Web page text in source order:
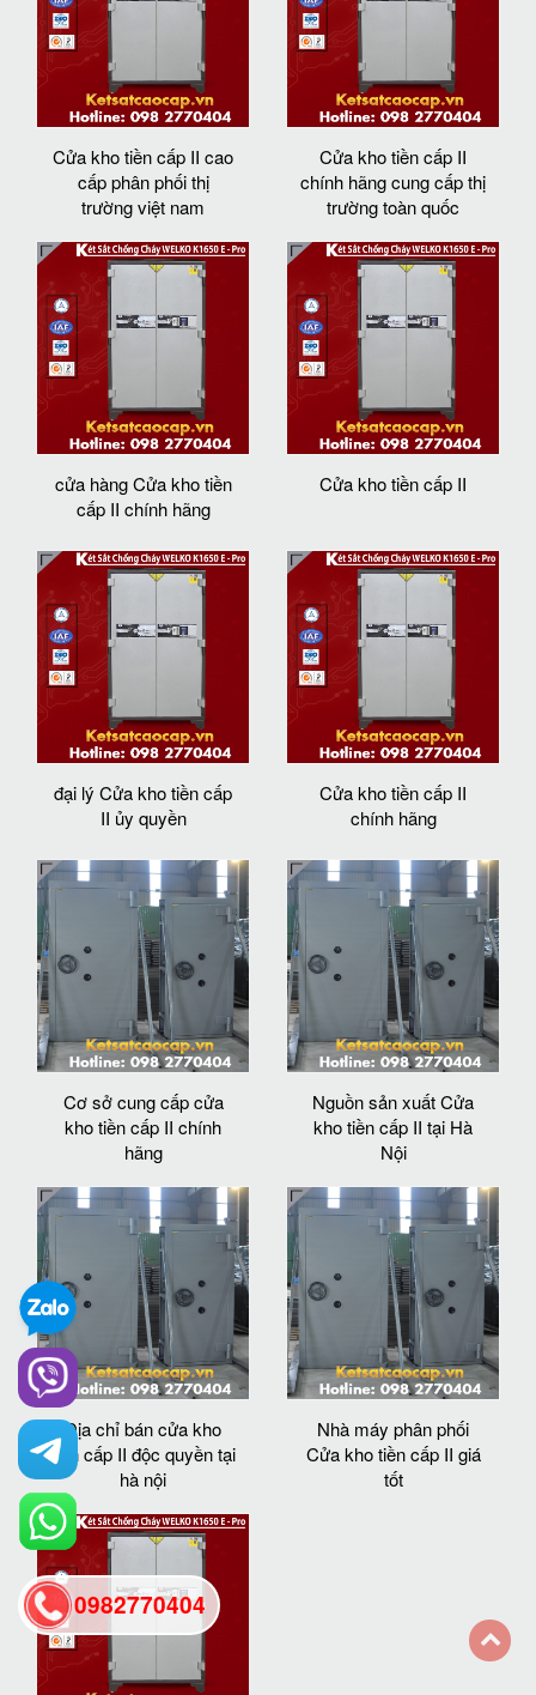
Cửa kho tiền cấp II cao
cấp phân phối thị
trường việt nam
Cửa kho tiền cấp II
chính hãng cung cấp thị
trường toàn quốc
cửa hàng Cửa kho tiền
cấp II chính hãng
Cửa kho tiền cấp II
đại lý Cửa kho tiền cấp
II ủy quyền
Cửa kho tiền cấp II
chính hãng
Cơ sở cung cấp cửa
kho tiền cấp II chính
hãng
Nguồn sản xuất Cửa
kho tiền cấp II tại Hà
Nội
Địa chỉ bán cửa kho
tiền cấp II độc quyền tại
hà nội
Nhà máy phân phối
Cửa kho tiền cấp II giá
tốt
0982770404